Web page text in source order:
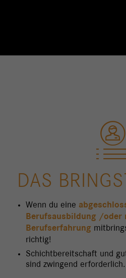
DAS
Wenn du eine
Berufsausbildung /oder
Berufserfahrung
richtig!
Schichtbereitschaft und
sind zwingend erforderlich.